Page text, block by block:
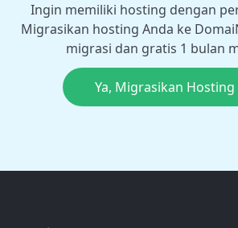
Ingin memiliki hosting dengan
Migrasikan hosting Anda ke
migrasi dan gratis 1 bulan
Ya, Migrasikan Hosting